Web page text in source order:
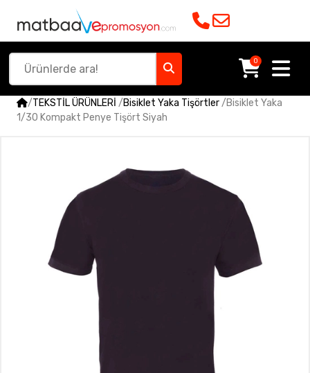
0
/TEKSTİL ÜRÜNLERİ /Bisiklet Yaka Tişörtler/Bisiklet Yaka
1/30 Kompakt Penye Tişört Siyah